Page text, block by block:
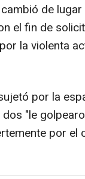
de
el fin de
la violenta
por la
"le
por el